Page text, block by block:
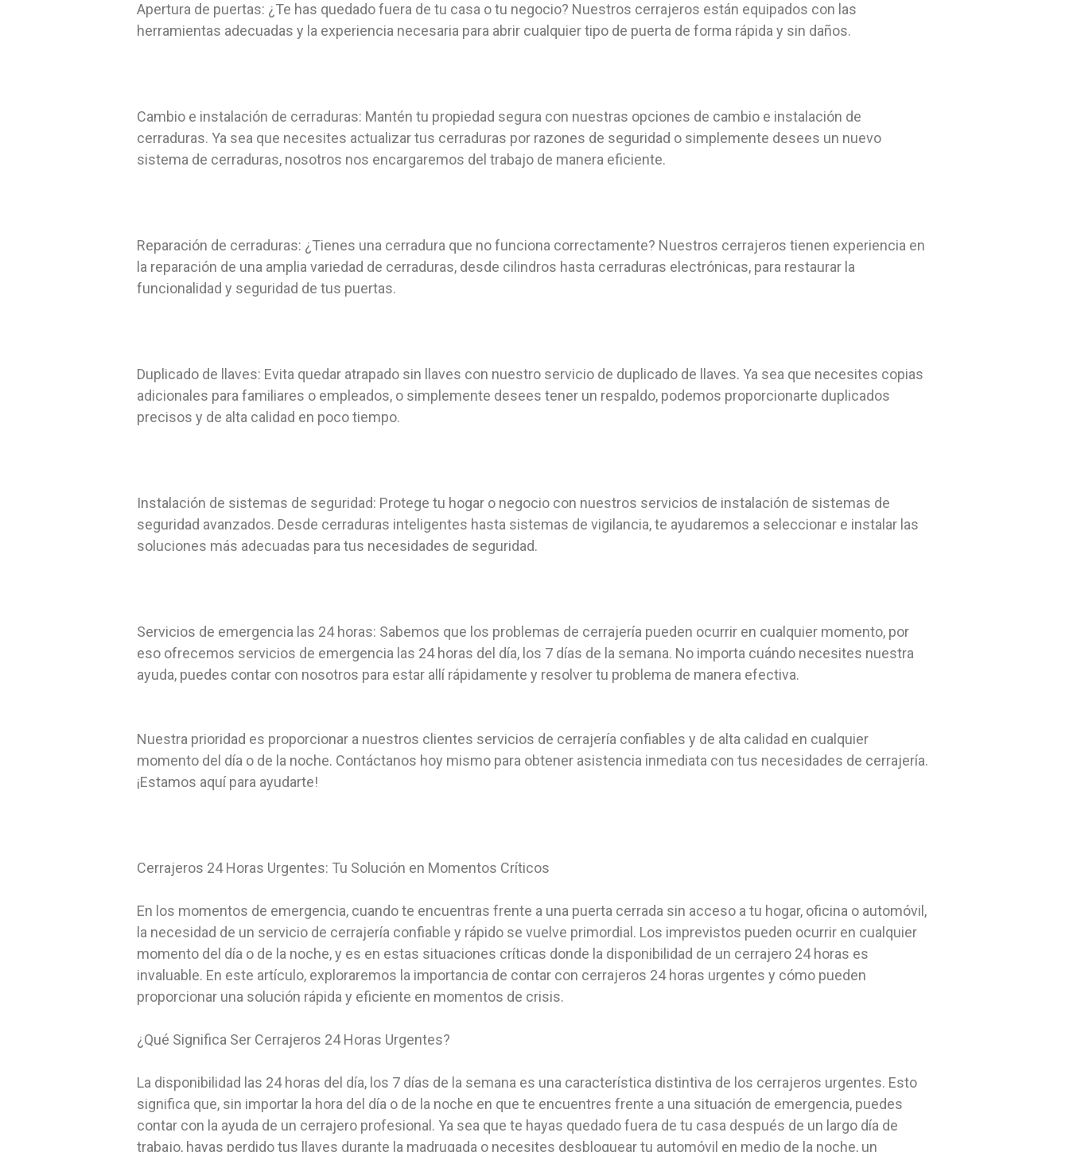
Apertura de puertas: ¿Te has quedado fuera de tu casa o tu negocio? Nuestros cerrajeros están equipados con las
herramientas adecuadas y la experiencia necesaria para abrir cualquier tipo de puerta de forma rápida y sin daños.
Cambio e instalación de cerraduras: Mantén tu propiedad segura con nuestras opciones de cambio e instalación de
cerraduras. Ya sea que necesites actualizar tus cerraduras por razones de seguridad o simplemente desees un nuevo
sistema de cerraduras, nosotros nos encargaremos del trabajo de manera eficiente.
Reparación de cerraduras: ¿Tienes una cerradura que no funciona correctamente? Nuestros cerrajeros tienen experiencia en
la reparación de una amplia variedad de cerraduras, desde cilindros hasta cerraduras electrónicas, para restaurar la
funcionalidad y seguridad de tus puertas.
Duplicado de llaves: Evita quedar atrapado sin llaves con nuestro servicio de duplicado de llaves. Ya sea que necesites copias
adicionales para familiares o empleados, o simplemente desees tener un respaldo, podemos proporcionarte duplicados
precisos y de alta calidad en poco tiempo.
Instalación de sistemas de seguridad: Protege tu hogar o negocio con nuestros servicios de instalación de sistemas de
seguridad avanzados. Desde cerraduras inteligentes hasta sistemas de vigilancia, te ayudaremos a seleccionar e instalar las
soluciones más adecuadas para tus necesidades de seguridad.
Servicios de emergencia las 24 horas: Sabemos que los problemas de cerrajería pueden ocurrir en cualquier momento, por
eso ofrecemos servicios de emergencia las 24 horas del día, los 7 días de la semana. No importa cuándo necesites nuestra
ayuda, puedes contar con nosotros para estar allí rápidamente y resolver tu problema de manera efectiva.
Nuestra prioridad es proporcionar a nuestros clientes servicios de cerrajería confiables y de alta calidad en cualquier
momento del día o de la noche. Contáctanos hoy mismo para obtener asistencia inmediata con tus necesidades de cerrajería.
¡Estamos aquí para ayudarte!
Cerrajeros 24 Horas Urgentes: Tu Solución en Momentos Críticos
En los momentos de emergencia, cuando te encuentras frente a una puerta cerrada sin acceso a tu hogar, oficina o automóvil,
la necesidad de un servicio de cerrajería confiable y rápido se vuelve primordial. Los imprevistos pueden ocurrir en cualquier
momento del día o de la noche, y es en estas situaciones críticas donde la disponibilidad de un cerrajero 24 horas es
invaluable. En este artículo, exploraremos la importancia de contar con cerrajeros 24 horas urgentes y cómo pueden
proporcionar una solución rápida y eficiente en momentos de crisis.
¿Qué Significa Ser Cerrajeros 24 Horas Urgentes?
La disponibilidad las 24 horas del día, los 7 días de la semana es una característica distintiva de los cerrajeros urgentes. Esto
significa que, sin importar la hora del día o de la noche en que te encuentres frente a una situación de emergencia, puedes
contar con la ayuda de un cerrajero profesional. Ya sea que te hayas quedado fuera de tu casa después de un largo día de
trabajo, hayas perdido tus llaves durante la madrugada o necesites desbloquear tu automóvil en medio de la noche, un